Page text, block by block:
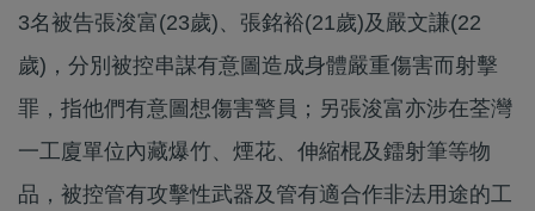
3名被告張浚富(23歲)、張銘裕(21歲)及嚴文謙(22
歲)，分別被控串謀有意圖造成身體嚴重傷害而射擊
罪，指他們有意圖想傷害警員；另張浚富亦涉在荃灣
一工廈單位內藏爆竹、煙花、伸縮棍及鐳射筆等物
品，被控管有攻擊性武器及管有適合作非法用途的工